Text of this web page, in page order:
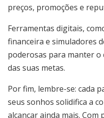
preços, promoções e
Ferramentas digitais,
financeira e simuladores
poderosas para manter o
das suas metas.
Por fim, lembre-se: cada
seus sonhos solidifica a
alcançar ainda mais.